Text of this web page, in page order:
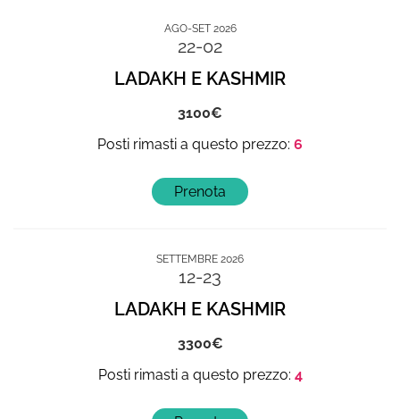
AGO-SET 2026
22-02
LADAKH E KASHMIR
3100
6
SETTEMBRE 2026
12-23
LADAKH E KASHMIR
3300
4